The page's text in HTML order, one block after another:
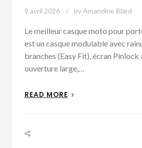
9 avril 2026 byAmandine Blard
Le meilleur casque moto pour
est un casque modulable avec
branches (Easy Fit), écran
ouverture large,…
READ MORE